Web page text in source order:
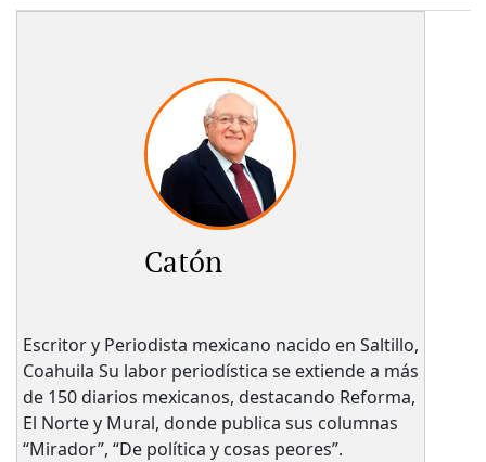
Catón
Escritor y Periodista mexicano nacido en Saltillo,
Coahuila Su labor periodística se extiende a más
de 150 diarios mexicanos, destacando Reforma,
El Norte y Mural, donde publica sus columnas
“Mirador”, “De política y cosas peores”.